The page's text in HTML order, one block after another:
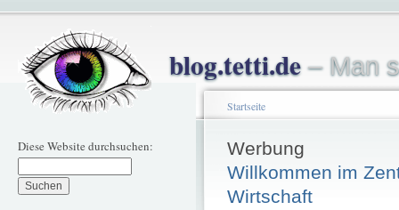
blog.tetti.de– Man
Diese Website durchsuchen:
Startseite
Werbung
Willkommen im
Wirtschaft